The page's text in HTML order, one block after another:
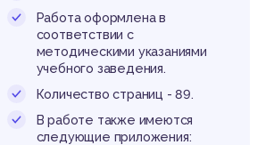
Работа оформлена в
соответствии с
методическими указаниями
учебного заведения.
Количество страниц - 89.
В работе также имеются
следующие приложения: